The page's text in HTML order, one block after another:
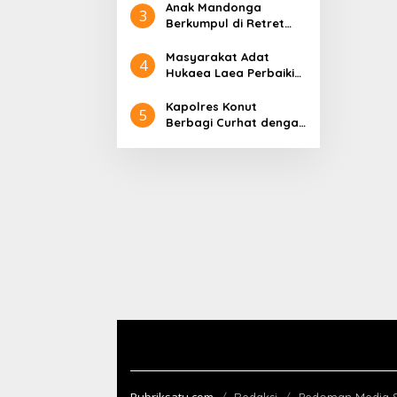
Daftar
3
Anak Mandonga
Berkumpul di Retret
Kepemimpinan untuk
Pembangunan Sulawesi
4
Masyarakat Adat
Hukaea Laea Perbaiki
Banjir
5
Kapolres Konut
Berbagi Curhat dengan